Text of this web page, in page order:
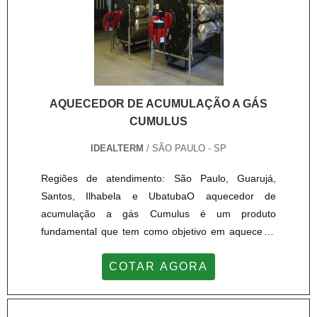
distribuidores e SENAI, acompanhando a evolução
do mercado e seguindo, rigorosamente as normas
AQUECEDOR DE ACUMULAÇÃO A GÁS
CUMULUS
IDEALTERM / SÃO PAULO - SP
Regiões de atendimento: São Paulo, Guarujá,
Santos, Ilhabela e UbatubaO aquecedor de
acumulação a gás Cumulus é um produto
fundamental que tem como objetivo em aquecer a
primeiramente eles sempre possuem alguma forma
energia elétrica, queima de gás ou também com
COTAR AGORA